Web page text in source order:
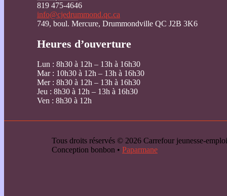
819 475-4646
info@cjedrummond.qc.ca
749, boul. Mercure, Drummondville QC J2B 3K6
Heures d’ouverture
Lun : 8h30 à 12h – 13h à 16h30
Mar : 10h30 à 12h – 13h à 16h30
Mer : 8h30 à 12h – 13h à 16h30
Jeu : 8h30 à 12h – 13h à 16h30
Ven : 8h30 à 12h
Tous droits réservés © 2026 Carrefour jeunesse-
Conception bonbon • Paparmane